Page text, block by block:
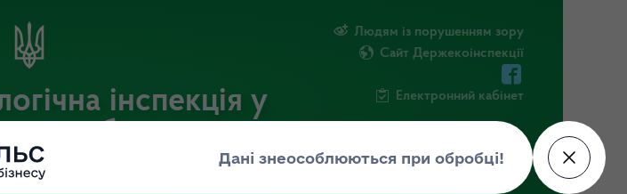
інспекція у
області
веб-портал
Людям із порушенням зору
Сайт Держекоінспекції
Електронний кабінет